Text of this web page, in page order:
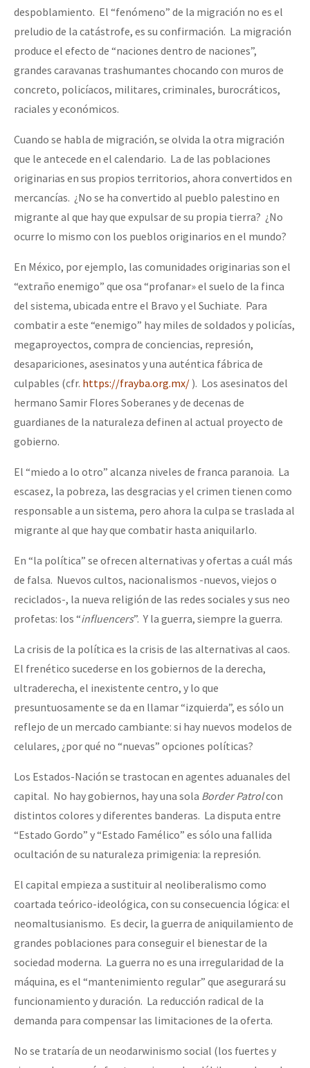
despoblamiento. El “fenómeno” de la migración no es el
preludio de la catástrofe, es su confirmación. La migración
produce el efecto de “naciones dentro de naciones”,
grandes caravanas trashumantes chocando con muros de
concreto, policíacos, militares, criminales, burocráticos,
raciales y económicos.
Cuando se habla de migración, se olvida la otra migración
que le antecede en el calendario. La de las poblaciones
originarias en sus propios territorios, ahora convertidos en
mercancías. ¿No se ha convertido al pueblo palestino en
migrante al que hay que expulsar de su propia tierra? ¿No
ocurre lo mismo con los pueblos originarios en el mundo?
En México, por ejemplo, las comunidades originarias son el
“extraño enemigo” que osa “profanar» el suelo de la finca
del sistema, ubicada entre el Bravo y el Suchiate. Para
combatir a este “enemigo” hay miles de soldados y policías,
megaproyectos, compra de conciencias, represión,
desapariciones, asesinatos y una auténtica fábrica de
culpables (cfr. https://frayba.org.mx/ ). Los asesinatos del
hermano Samir Flores Soberanes y de decenas de
guardianes de la naturaleza definen al actual proyecto de
gobierno.
El “miedo a lo otro” alcanza niveles de franca paranoia. La
escasez, la pobreza, las desgracias y el crimen tienen como
responsable a un sistema, pero ahora la culpa se traslada al
migrante al que hay que combatir hasta aniquilarlo.
En “la política” se ofrecen alternativas y ofertas a cuál más
de falsa. Nuevos cultos, nacionalismos -nuevos, viejos o
reciclados-, la nueva religión de las redes sociales y sus neo
profetas: los “influencers”. Y la guerra, siempre la guerra.
La crisis de la política es la crisis de las alternativas al caos.
El frenético sucederse en los gobiernos de la derecha,
ultraderecha, el inexistente centro, y lo que
presuntuosamente se da en llamar “izquierda”, es sólo un
reflejo de un mercado cambiante: si hay nuevos modelos de
celulares, ¿por qué no “nuevas” opciones políticas?
Los Estados-Nación se trastocan en agentes aduanales del
capital. No hay gobiernos, hay una sola Border Patrolcon
distintos colores y diferentes banderas. La disputa entre
“Estado Gordo” y “Estado Famélico” es sólo una fallida
ocultación de su naturaleza primigenia: la represión.
El capital empieza a sustituir al neoliberalismo como
coartada teórico-ideológica, con su consecuencia lógica: el
neomaltusianismo. Es decir, la guerra de aniquilamiento de
grandes poblaciones para conseguir el bienestar de la
sociedad moderna. La guerra no es una irregularidad de la
máquina, es el “mantenimiento regular” que asegurará su
funcionamiento y duración. La reducción radical de la
demanda para compensar las limitaciones de la oferta.
No se trataría de un neodarwinismo social (los fuertes y